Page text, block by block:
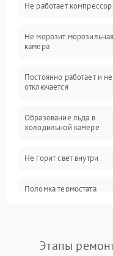
Электропитание
Дренаж
Не работает компрессор
Не морозит морозильная
камера
Постоянно работает и не
отключается
Образование льда в
холодильной камере
Не горит свет внутри
Поломка термостата
Поломка системы No
Этапы